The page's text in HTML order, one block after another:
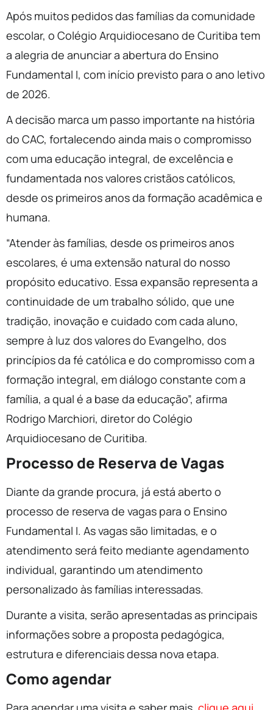
Após muitos pedidos das famílias da comunidade
escolar, o Colégio Arquidiocesano de Curitiba tem
a alegria de anunciar a abertura do Ensino
Fundamental I, com início previsto para o ano letivo
de 2026.
A decisão marca um passo importante na história
do CAC, fortalecendo ainda mais o compromisso
com uma educação integral, de excelência e
fundamentada nos valores cristãos católicos,
desde os primeiros anos da formação acadêmica e
humana.
“Atender às famílias, desde os primeiros anos
escolares, é uma extensão natural do nosso
propósito educativo. Essa expansão representa a
continuidade de um trabalho sólido, que une
tradição, inovação e cuidado com cada aluno,
sempre à luz dos valores do Evangelho, dos
princípios da fé católica e do compromisso com a
formação integral, em diálogo constante com a
família, a qual é a base da educação”, afirma
Rodrigo Marchiori, diretor do Colégio
Arquidiocesano de Curitiba.
Processo de Reserva de Vagas
Diante da grande procura, já está aberto o
processo de reserva de vagas para o Ensino
Fundamental I. As vagas são limitadas, e o
atendimento será feito mediante agendamento
individual, garantindo um atendimento
personalizado às famílias interessadas.
Durante a visita, serão apresentadas as principais
informações sobre a proposta pedagógica,
estrutura e diferenciais dessa nova etapa.
Como agendar